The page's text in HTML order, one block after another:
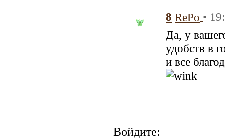
8 RePo •
Да, у
удобств в
и все
Войдите: